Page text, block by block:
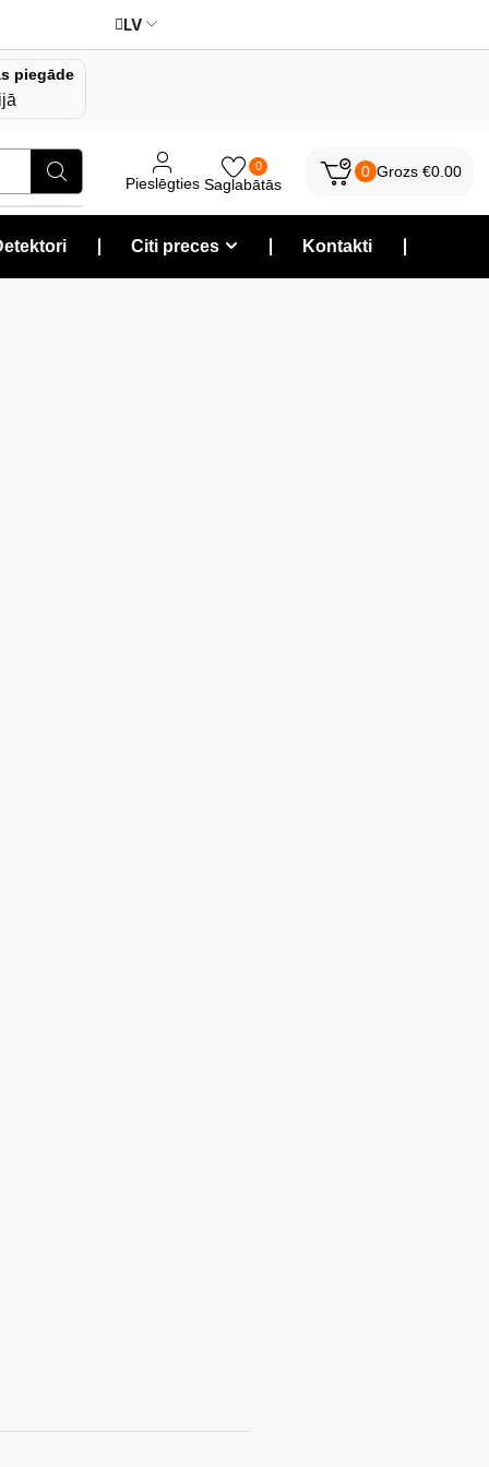
LV
piegāde
Pieslēgties
0
Saglabātās
0 Grozs €0.00
Citi preces Kontakti